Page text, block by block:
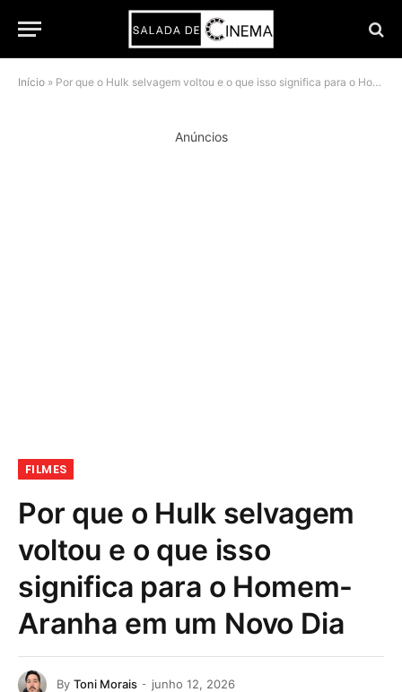
Início » Por que o Hulk selvagem voltou e o que isso significa para o Homem-Aranha em um Novo Dia
Anúncios
FILMES
Por que o Hulk selvagem
voltou e o que isso
significa para o Homem-
Aranha em um Novo Dia
By Toni Morais
junho 12, 2026